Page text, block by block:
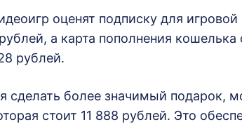
оценят подписку для
а карта пополнения
рублей.
сделать более значимый подарок,
стоит 11 888 рублей. Это